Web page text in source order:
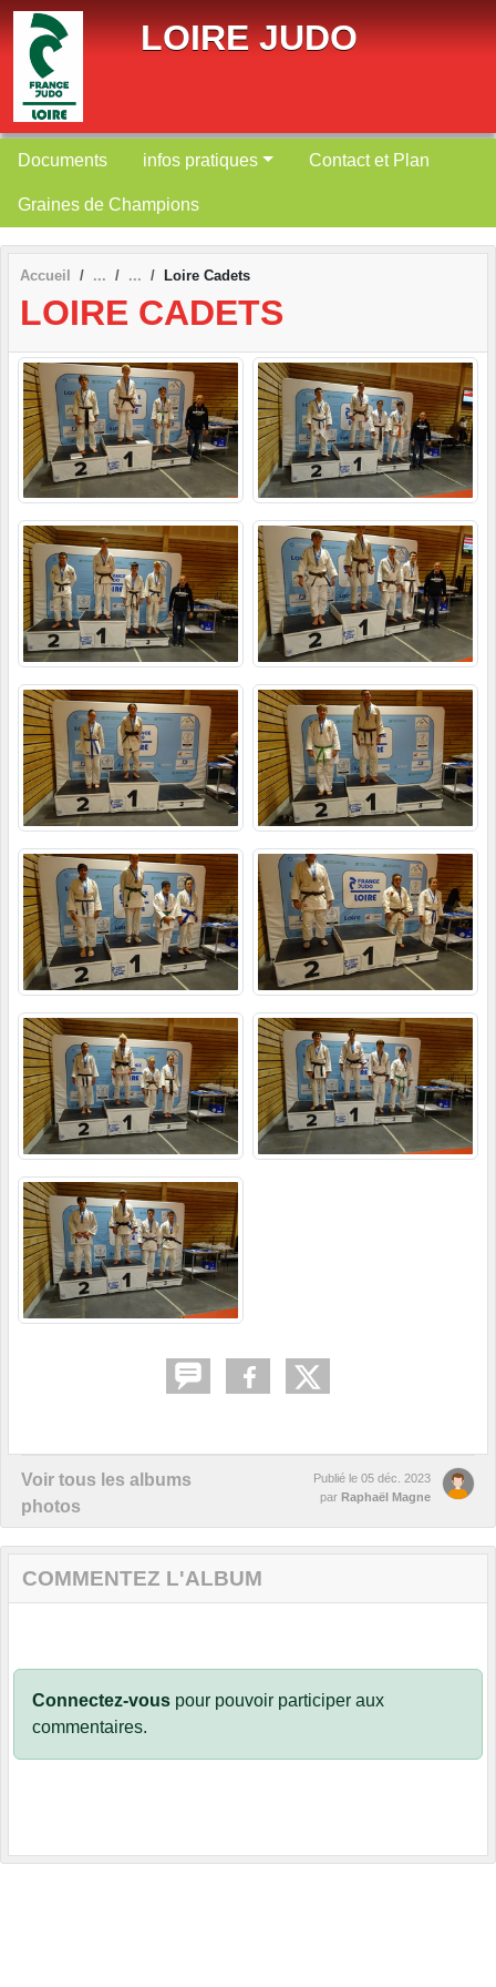
LOIRE JUDO
Documents infos pratiques Contact et Plan
Graines de Champions
Accueil Loire Cadets
LOIRE CADETS
Voir tous les albums
photos
Publié le 05 déc. 2023
par Raphaël Magne
COMMENTEZ L'ALBUM
Connectez-vous pour pouvoir participer aux
commentaires.
Panneau de gestion des cookies